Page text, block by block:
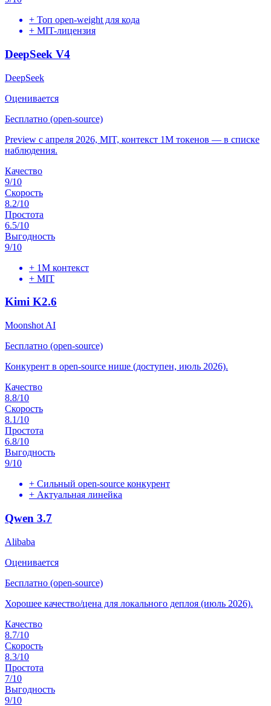
+ Топ open-weight для кода
+ MIT-лицензия
DeepSeek V4
DeepSeek
Оценивается
Бесплатно (open-source)
Preview с апреля 2026, MIT, контекст 1M токенов — в списке
наблюдения.
Качество
9/10
Скорость
8.2/10
Простота
6.5/10
Выгодность
9/10
+ 1M контекст
+ MIT
Kimi K2.6
Moonshot AI
Бесплатно (open-source)
Конкурент в open-source нише (доступен, июль 2026).
Качество
8.8/10
Скорость
8.1/10
Простота
6.8/10
Выгодность
9/10
+ Сильный open-source конкурент
+ Актуальная линейка
Qwen 3.7
Alibaba
Оценивается
Бесплатно (open-source)
Хорошее качество/цена для локального деплоя (июль 2026).
Качество
8.7/10
Скорость
8.3/10
Простота
7/10
Выгодность
9/10